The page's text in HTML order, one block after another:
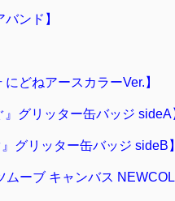
ンド】
にどねアースカラーVer.】
』グリッター缶バッジ sideA
グリッター缶バッジ sideB】
ムーブ キャンバス